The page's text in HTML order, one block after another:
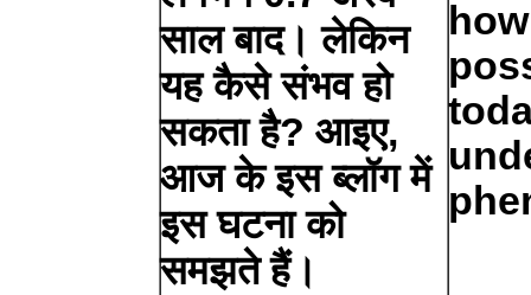
साल बाद। लेकिन
यह कैसे संभव हो
सकता है? आइए,
आज के इस ब्लॉग में
इस घटना को
समझते हैं।